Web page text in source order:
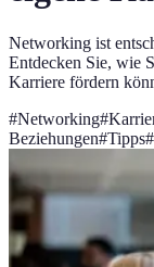
Networking ist
Entdecken Sie, wie
Karriere fördern
#Networking#
Beziehungen#Tipps#